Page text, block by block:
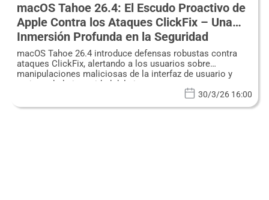
macOS Tahoe 26.4: El Escudo Proactivo de
Apple Contra los Ataques ClickFix – Una
Inmersión Profunda en la Seguridad
Mejorada del Espacio de Usuario
macOS Tahoe 26.4 introduce defensas robustas contra
ataques ClickFix, alertando a los usuarios sobre
manipulaciones maliciosas de la interfaz de usuario y
mejorando la integridad del sistema.
30/3/26 16:00